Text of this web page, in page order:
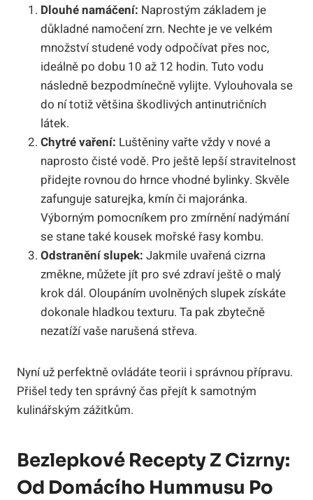
Dlouhé namáčení: Naprostým základem je
důkladné namočení zrn. Nechte je ve velkém
množství studené vody odpočívat přes noc,
ideálně po dobu 10 až 12 hodin. Tuto vodu
následně bezpodmínečně vylijte. Vylouhovala se
do ní totiž většina škodlivých antinutričních
látek.
Chytré vaření: Luštěniny vařte vždy v nové a
naprosto čisté vodě. Pro ještě lepší stravitelnost
přidejte rovnou do hrnce vhodné bylinky. Skvěle
zafunguje saturejka, kmín či majoránka.
Výborným pomocníkem pro zmírnění nadýmání
se stane také kousek mořské řasy kombu.
Odstranění slupek: Jakmile uvařená cizrna
změkne, můžete jít pro své zdraví ještě o malý
krok dál. Oloupáním uvolněných slupek získáte
dokonale hladkou texturu. Ta pak zbytečně
nezatíží vaše narušená střeva.
Nyní už perfektně ovládáte teorii i správnou přípravu.
Přišel tedy ten správný čas přejít k samotným
kulinářským zážitkům.
Bezlepkové Recepty Z Cizrny:
Od Domácího Hummusu Po